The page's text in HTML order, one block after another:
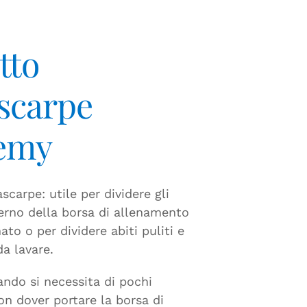
utile per dividere gli
della borsa di allenamento
o per dividere abiti puliti e
lavare.
si necessita di pochi
dover portare la borsa di